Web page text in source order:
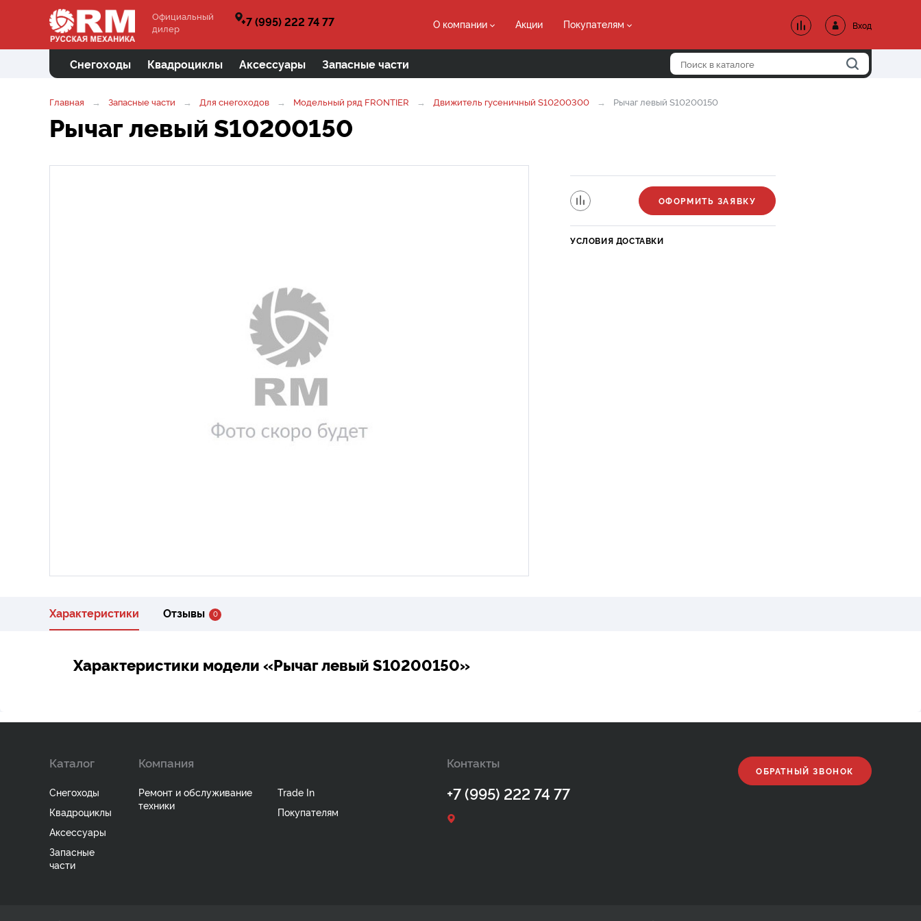
Официальный
дилер
Вход
+7 (995) 222 74 77 О компании Акции Покупателям
Снегоходы Квадроциклы Аксессуары Запасные части
Главная Запасные части Для снегоходов Модельный ряд FRONTIER Движитель гусеничный S10200300 Рычаг левый S10200150
Рычаг левый S10200150
ОФОРМИТЬ ЗАЯВКУ
УСЛОВИЯ ДОСТАВКИ
Характеристики Отзывы 0
Характеристики модели «Рычаг левый S10200150»
Каталог
Снегоходы
Квадроциклы
Аксессуары
Запасные
части
Компания
Ремонт и обслуживание
техники
Trade In
Покупателям
Контакты
+7 (995) 222 74 77
ОБРАТНЫЙ ЗВОНОК